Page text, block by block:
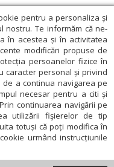
pentru a personaliza și
nostru. Te informăm că ne-
în acestea și în activitatea
modificări propuse de
persoanelor fizice în
caracter personal și privind
a continua navigarea pe
necesar pentru a citi și
continuarea navigării pe
utilizării fişierelor de tip
totuși că poți modifica în
urmând instrucțiunile